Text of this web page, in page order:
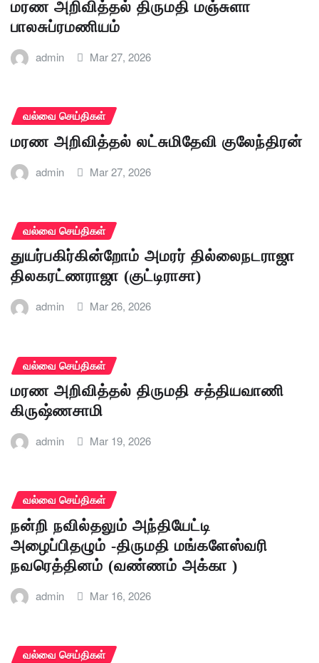
மரண அறிவித்தல் திருமதி மஞ்சுளா
பாலசுப்ரமணியம்
admin Mar 27, 2026
வல்வை செய்திகள்
மரண அறிவித்தல் லட்சுமிதேவி குலேந்திரன்
admin Mar 27, 2026
வல்வை செய்திகள்
துயர்பகிர்கின்றோம் அமரர் தில்லைநடராஜா
திலகரட்ணராஜா (குட்டிராசா)
admin Mar 26, 2026
வல்வை செய்திகள்
மரண அறிவித்தல் திருமதி சத்தியவாணி
கிருஷ்ணசாமி
admin Mar 19, 2026
வல்வை செய்திகள்
நன்றி நவில்தலும் அந்தியேட்டி
அழைப்பிதழும் -திருமதி மங்களேஸ்வரி
நவரெத்தினம் (வண்ணம் அக்கா )
admin Mar 16, 2026
வல்வை செய்திகள்